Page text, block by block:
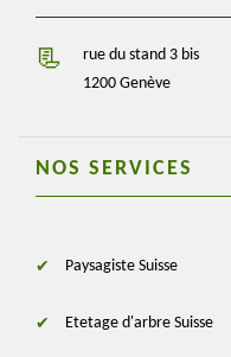
rue du stand 3 bis
1200 Genève
NOS SERVICES
Paysagiste Suisse
Etetage d'arbre Suisse